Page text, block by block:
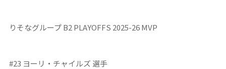
りそなグループ B2 PLAYOFFS 2025-26 MVP
#23 ヨーリ・チャイルズ 選手